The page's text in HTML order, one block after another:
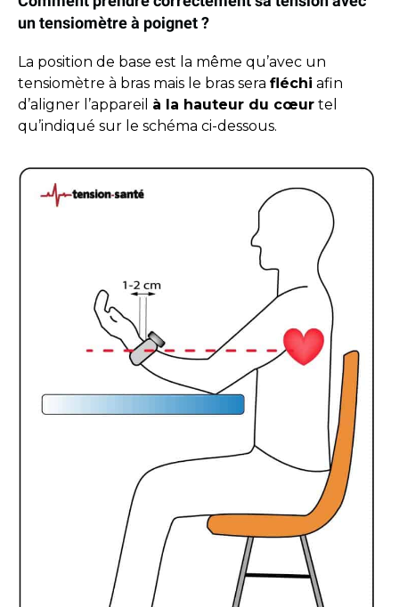
un tensiomètre à poignet ?
La position de base est la même qu’avec un
tensiomètre à bras mais le bras sera fléchi afin
d’aligner l’appareil à la hauteur du cœur tel
qu’indiqué sur le schéma ci-dessous.